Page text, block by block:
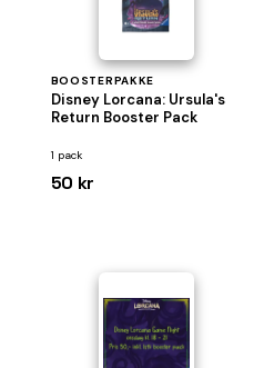
BOOSTERPAKKE
Disney Lorcana: Ursula's
Return Booster Pack
1 pack
50 kr